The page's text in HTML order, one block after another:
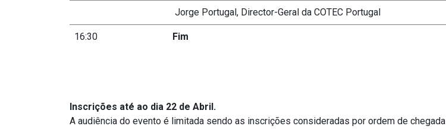
Jorge Portugal, Director-Geral da COTEC Portugal
16:30 Fim
Inscrições até ao dia 22 de Abril.
A audiência do evento é limitada sendo as inscrições consideradas por ordem de chegada